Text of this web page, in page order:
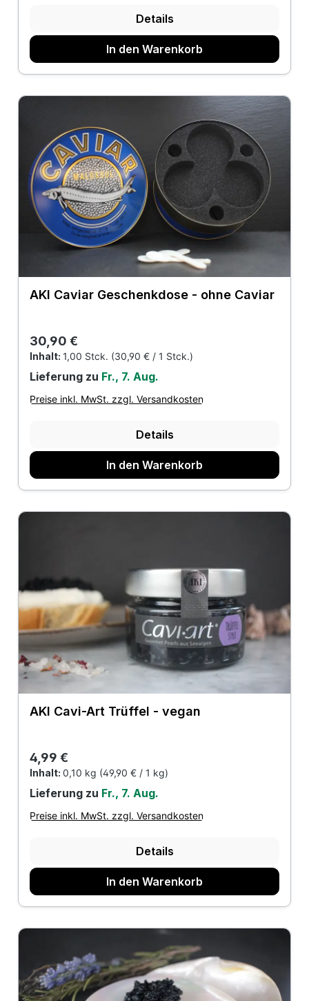
Details
In den Warenkorb
AKI Caviar Geschenkdose - ohne Caviar
Regulärer Preis:
30,90 €
Inhalt: 1,00 Stck. (30,90 € / 1 Stck.)
Lieferung zu Fr., 7. Aug.
Preise inkl. MwSt. zzgl. Versandkosten
Details
In den Warenkorb
AKI Cavi-Art Trüffel - vegan
Regulärer Preis:
4,99 €
Inhalt: 0,10 kg (49,90 € / 1 kg)
Lieferung zu Fr., 7. Aug.
Preise inkl. MwSt. zzgl. Versandkosten
Details
In den Warenkorb